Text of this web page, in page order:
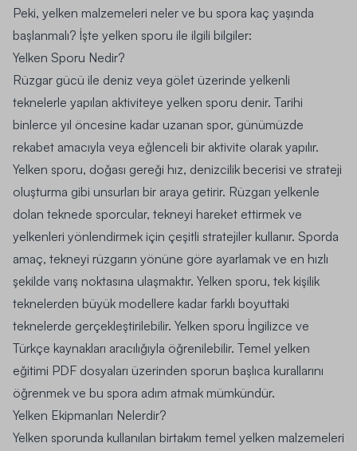
Peki, yelken malzemeleri neler ve bu spora kaç yaşında
başlanmalı? İşte yelken sporu ile ilgili bilgiler:
Yelken Sporu Nedir?
Rüzgar gücü ile deniz veya gölet üzerinde yelkenli
teknelerle yapılan aktiviteye yelken sporu denir. Tarihi
binlerce yıl öncesine kadar uzanan spor, günümüzde
rekabet amacıyla veya eğlenceli bir aktivite olarak yapılır.
Yelken sporu, doğası gereği hız, denizcilik becerisi ve strateji
oluşturma gibi unsurları bir araya getirir. Rüzgarı yelkenle
dolan teknede sporcular, tekneyi hareket ettirmek ve
yelkenleri yönlendirmek için çeşitli stratejiler kullanır. Sporda
amaç, tekneyi rüzgarın yönüne göre ayarlamak ve en hızlı
şekilde varış noktasına ulaşmaktır. Yelken sporu, tek kişilik
teknelerden büyük modellere kadar farklı boyuttaki
teknelerde gerçekleştirilebilir. Yelken sporu İngilizce ve
Türkçe kaynakları aracılığıyla öğrenilebilir. Temel yelken
eğitimi PDF dosyaları üzerinden sporun başlıca kurallarını
öğrenmek ve bu spora adım atmak mümkündür.
Yelken Ekipmanları Nelerdir?
Yelken sporunda kullanılan birtakım temel yelken malzemeleri